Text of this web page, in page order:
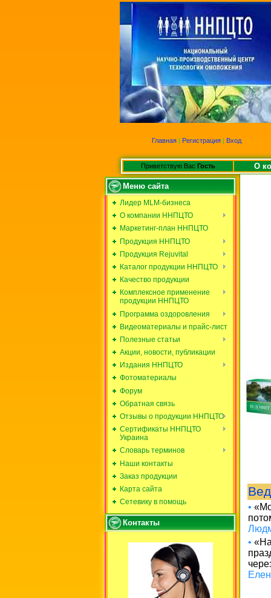
Главная | Регистрация | Вход
Приветствую Вас Гость О
Меню сайта
Лидер MLM-бизнеса
О компании ННПЦТО
Маркетинг-план ННПЦТО
Продукция ННПЦТО
Продукция Rejuvital
Каталог продукции ННПЦТО
Качество продукции
Комплексное применение
продукции ННПЦТО
Программа оздоровления
Видеоматериалы и прайс-лист
Полезные статьи
Акции, новости, публикации
Издания ННПЦТО
Фотоматериалы
Форум
Обратная связь
Отзывы о продукции ННПЦТО
Сертификаты ННПЦТО
Украина
Словарь терминов
Наши контакты
Заказ продукции
Карта сайта
Сетевику в помощь
Контакты
•
•